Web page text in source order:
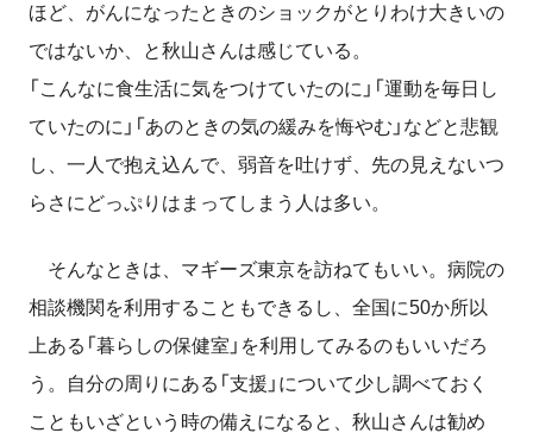
ほど、がんになったときのショックがとりわけ大きいの
ではないか、と秋山さんは感じている。
「こんなに食生活に気をつけていたのに」「運動を毎日し
ていたのに」「あのときの気の緩みを悔やむ」などと悲観
し、一人で抱え込んで、弱音を吐けず、先の見えないつ
らさにどっぷりはまってしまう人は多い。
そんなときは、マギーズ東京を訪ねてもいい。病院の
相談機関を利用することもできるし、全国に50か所以
上ある「暮らしの保健室」を利用してみるのもいいだろ
う。自分の周りにある「支援」について少し調べておく
こともいざという時の備えになると、秋山さんは勧め